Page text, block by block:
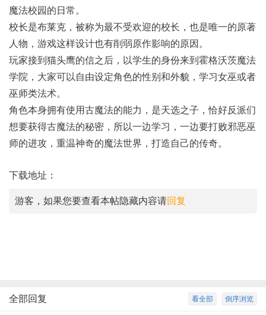
魔法校园的日常。
校长是布莱克，被称为最不受欢迎的校长，也是唯一的原著
人物，游戏这样设计也有削弱原作影响的原因。
玩家接到猫头鹰的信之后，以学生的身份来到霍格沃茨魔法
学院，大家可以自由设定角色的性别和外貌，学习女巫或者
巫师类法术。
角色本身拥有使用古魔法的能力，是天选之子，恰好反派们
想要获得古魔法的秘密，所以一边学习，一边要打败邪恶巫
师的进攻，重温神奇的魔法世界，打造自己的传奇。
下载地址：
游客，如果您要查看本帖隐藏内容请回复
倒序浏览
看全部
全部回复